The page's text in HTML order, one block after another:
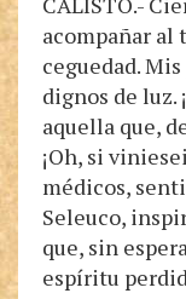
acompañar al
ceguedad.
dignos de luz.
aquella que,
¡Oh, si
médicos,
Seleuco,
que, sin
espíritu